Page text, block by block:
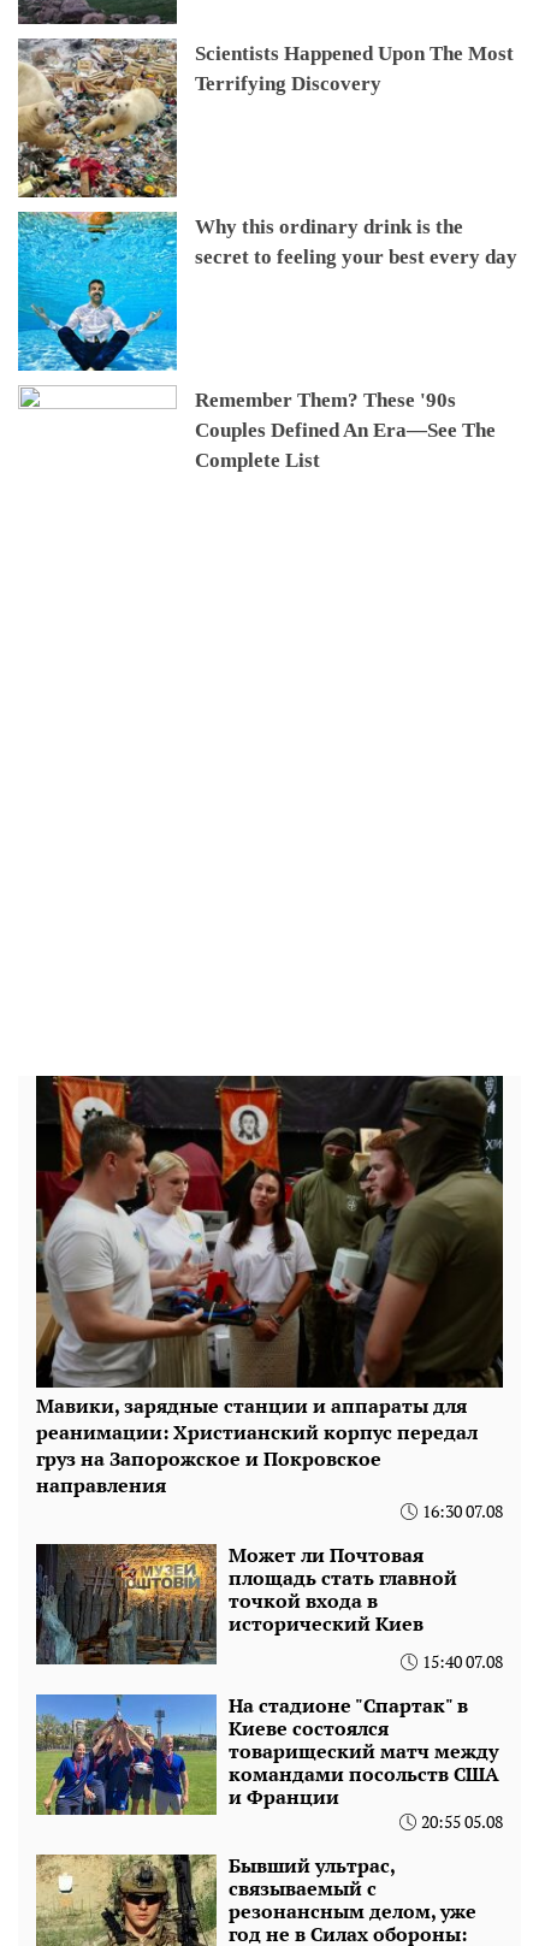
Мавики, зарядные станции и аппараты для
реанимации: Христианский корпус передал
груз на Запорожское и Покровское
направления
16:30 07.08
Может ли Почтовая
площадь стать главной
точкой входа в
исторический Киев
15:40 07.08
На стадионе "Спартак" в
Киеве состоялся
товарищеский матч между
командами посольств США
и Франции
20:55 05.08
Бывший ультрас,
связываемый с
резонансным делом, уже
год не в Силах обороны: